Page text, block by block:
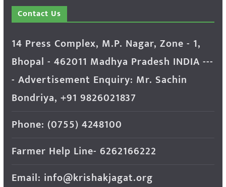
Contact Us
14 Press Complex, M.P. Nagar, Zone - 1,
Bhopal - 462011 Madhya Pradesh INDIA ---
- Advertisement Enquiry: Mr. Sachin
Bondriya, +91 9826021837
Phone: (0755) 4248100
Farmer Help Line- 6262166222
Email: info@krishakjagat.org